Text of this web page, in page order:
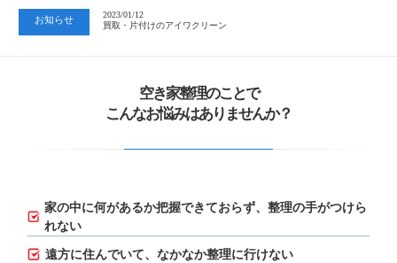
お知らせ
2023/01/12
買取・片付けのアイワクリーン
空き家整理のことで
こんなお悩みはありませんか？
家の中に何があるか把握できておらず、 整理の手がつけら
れない
遠方に住んでいて、なかなか整理に行けない